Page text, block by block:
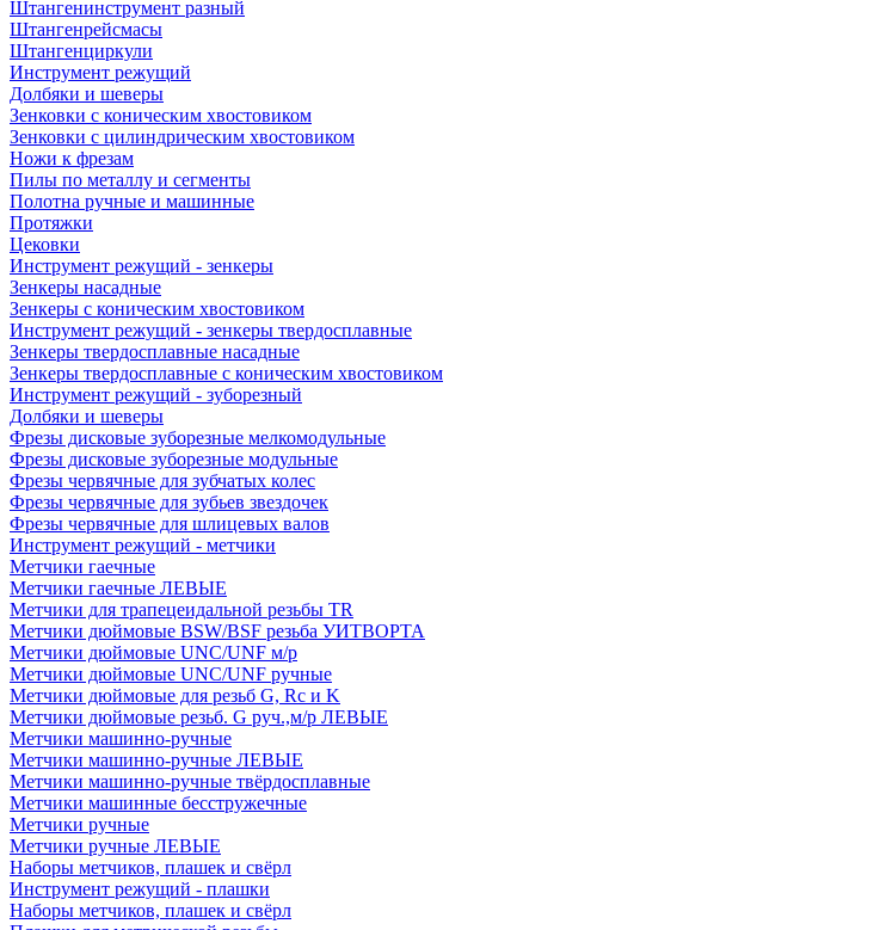
Штангенинструмент разный
Штангенрейсмасы
Штангенциркули
Инструмент режущий
Долбяки и шеверы
Зенковки с коническим хвостовиком
Зенковки с цилиндрическим хвостовиком
Ножи к фрезам
Пилы по металлу и сегменты
Полотна ручные и машинные
Протяжки
Цековки
Инструмент режущий - зенкеры
Зенкеры насадные
Зенкеры с коническим хвостовиком
Инструмент режущий - зенкеры твердосплавные
Зенкеры твердосплавные насадные
Зенкеры твердосплавные с коническим хвостовиком
Инструмент режущий - зуборезный
Долбяки и шеверы
Фрезы дисковые зуборезные мелкомодульные
Фрезы дисковые зуборезные модульные
Фрезы червячные для зубчатых колес
Фрезы червячные для зубьев звездочек
Фрезы червячные для шлицевых валов
Инструмент режущий - метчики
Метчики гаечные
Метчики гаечные ЛЕВЫЕ
Метчики для трапецеидальной резьбы TR
Метчики дюймовые BSW/BSF резьба УИТВОРТА
Метчики дюймовые UNC/UNF м/р
Метчики дюймовые UNC/UNF ручные
Метчики дюймовые для резьб G, Rc и K
Метчики дюймовые резьб. G руч.,м/р ЛЕВЫЕ
Метчики машинно-ручные
Метчики машинно-ручные ЛЕВЫЕ
Метчики машинно-ручные твёрдосплавные
Метчики машинные бесстружечные
Метчики ручные
Метчики ручные ЛЕВЫЕ
Наборы метчиков, плашек и свёрл
Инструмент режущий - плашки
Наборы метчиков, плашек и свёрл